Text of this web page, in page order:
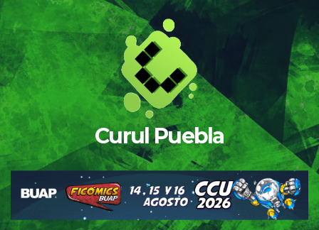
Saltar
al
contenido
Curul Puebla